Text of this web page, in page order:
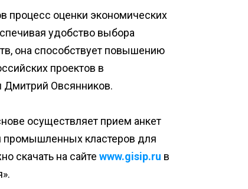
процесс оценки экономических
удобство выбора
она способствует повышению
проектов в
Овсянников.
осуществляет прием анкет
промышленных кластеров для
скачать на сайте www.gisip.ru в